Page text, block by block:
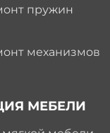
пружин
механизмов
МЕБЕЛИ